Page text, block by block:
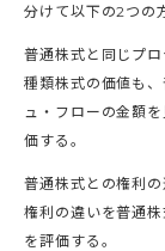
分けて以下の2つの
普通株式と同じプ
種類株式の価値も
ュ・フローの金額
価する。
普通株式との権利
権利の違いを普通
を評価する。